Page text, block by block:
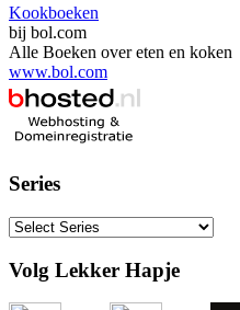
Kookboeken
bij bol.com
Alle Boeken over eten en koken
www.bol.com
Series
Volg Lekker Hapje